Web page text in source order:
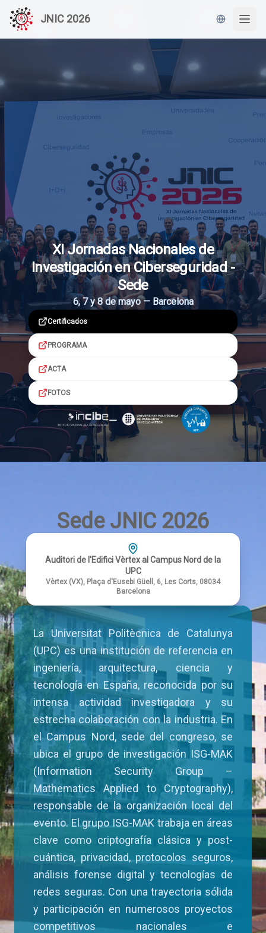
JNIC 2026
XI Jornadas Nacionales de
Investigación en Ciberseguridad -
Sede
6, 7 y 8 de mayo — Barcelona
Certificados
PROGRAMA
ACTA
FOTOS
Sede JNIC 2026
Auditori de l'Edifici Vèrtex al Campus Nord de la
UPC
Vèrtex (VX), Plaça d'Eusebi Güell, 6, Les Corts, 08034
Barcelona
La Universitat Politècnica de Catalunya
(UPC) es una institución de referencia en
ingeniería, arquitectura, ciencia y
tecnología en España, reconocida por su
intensa actividad investigadora y su
estrecha colaboración con la industria. En
el Campus Nord, sede del congreso, se
ubica el grupo de investigación ISG-MAK
(Information Security Group –
Mathematics Applied to Cryptography),
responsable de la organización local del
evento. El grupo ISG-MAK trabaja en áreas
clave como criptografía clásica y post-
cuántica, privacidad, protocolos seguros,
análisis forense digital y tecnologías de
redes seguras. Con una trayectoria sólida
y participación en numerosos proyectos
competitivos nacionales e